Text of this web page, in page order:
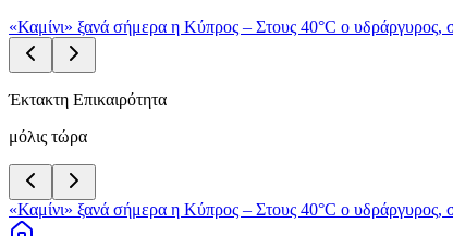
«Καμίνι» ξανά σήμερα η Κύπρος – Στους 40°C ο υδράργυρος,
Έκτακτη Επικαιρότητα
μόλις τώρα
«Καμίνι» ξανά σήμερα η Κύπρος – Στους 40°C ο υδράργυρος,